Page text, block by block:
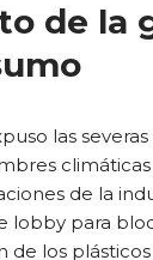
de la
las
de la
lobby para
de los